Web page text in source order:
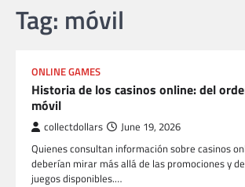
Tag: móvil
ONLINE GAMES
Historia de los casinos online: del
móvil
collectdollars June 19, 2026
Quienes consultan información sobre casinos
deberían mirar más allá de las promociones y
juegos disponibles.…